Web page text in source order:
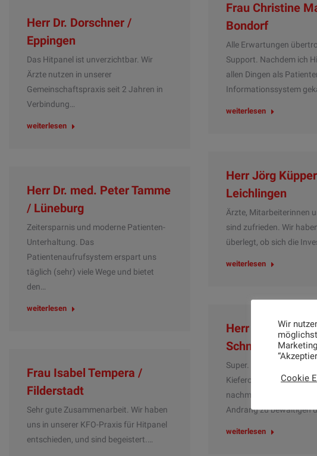
Frau Christine
Bondorf
Alle Erwartungen
Support. Nachdem ich
allen Dingen als
Informationssystem
weiterlesen
Herr Dr. Dorschner /
Eppingen
Das Hitpanel ist unverzichtbar. Wir
Ärzte nutzen in unserer
Gemeinschaftspraxis seit 2 Jahren in
Verbindung…
weiterlesen
Herr Jörg
Leichlingen
Ärzte, Mitarbeiterinnen
sind zufrieden. Wir
überlegt, ob sich die
weiterlesen
Herr Dr. med. Peter Tamme
/ Lüneburg
Zeitersparnis und moderne Patienten-
Unterhaltung. Das
Patientenaufrufsystem erspart uns
täglich (sehr) viele Wege und bietet
den…
weiterlesen
Herr Dr. F.
Schneider /
Super. Als
Kieferorthopädie haben
nachmittags einen recht
Andrang zu bewältigen
weiterlesen
Frau Isabel Tempera /
Filderstadt
Sehr gute Zusammenarbeit. Wir haben
uns in unserer KFO-Praxis für Hitpanel
entschieden, und sind begeistert.…
Wir
Cookie